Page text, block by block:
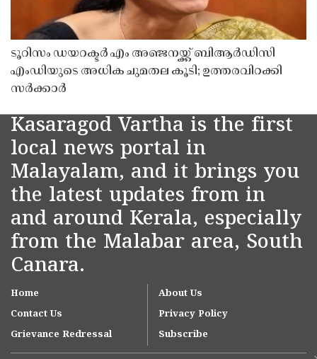
ടൂറിസം ഡയറക്ടർ എം അഞ്ജനയ്ക്ക് ബിആർഡിസി
എംഡിയുടെ അധിക ചുമതല കൂടി; ഉത്തരവിറക്കി
സർക്കാർ
Kasaragod Vartha is the first
local news portal in
Malayalam, and it brings you
the latest updates from in
and around Kerala, especially
from the Malabar area, South
Canara.
Home
About Us
Contact Us
Privacy Policy
Grievance Redressal
Subscribe